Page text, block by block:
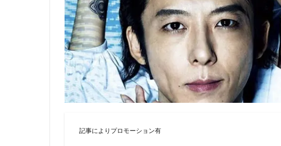
記事によりプロモーション有